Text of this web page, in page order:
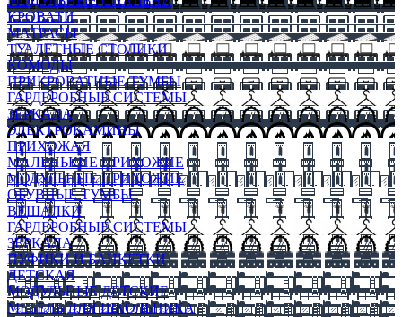
КРОВАТИ
МАТРАСЫ
ТУАЛЕТНЫЕ СТОЛИКИ
КОМОДЫ
ПРИКРОВАТНЫЕ ТУМБЫ
ГАРДЕРОБНЫЕ СИСТЕМЫ
ЗЕРКАЛА
ЭЛЕКТРОКАМИНЫ
ПРИХОЖАЯ
МАЛЕНЬКИЕ ПРИХОЖИЕ
МОДУЛЬНЫЕ ПРИХОЖИЕ
ОБУВНЫЕ ТУМБЫ
ВЕШАЛКИ
ГАРДЕРОБНЫЕ СИСТЕМЫ
ЗЕРКАЛА
ПУФИКИ И БАНКЕТКИ
ДЕТСКАЯ
МОДУЛЬНЫЕ ДЕТСКИЕ
МЕБЕЛЬ ДЛЯ ШКОЛЬНИКА